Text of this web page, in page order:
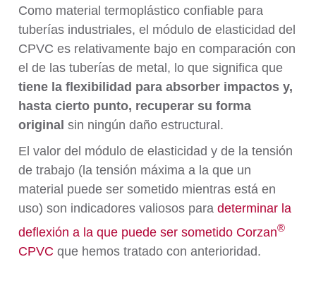
Como material termoplástico confiable para
tuberías industriales, el módulo de elasticidad del
CPVC es relativamente bajo en comparación con
el de las tuberías de metal, lo que significa que
tiene la flexibilidad para absorber impactos y,
hasta cierto punto, recuperar su forma
original sin ningún daño estructural.
El valor del módulo de elasticidad y de la tensión
de trabajo (la tensión máxima a la que un
material puede ser sometido mientras está en
uso) son indicadores valiosos para determinar la
deflexión a la que puede ser sometido Corzan®
CPVC que hemos tratado con anterioridad.